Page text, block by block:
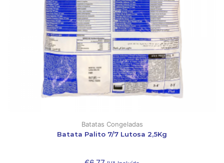
Batatas Congeladas
Batata Palito 7/7 Lutosa 2,5Kg